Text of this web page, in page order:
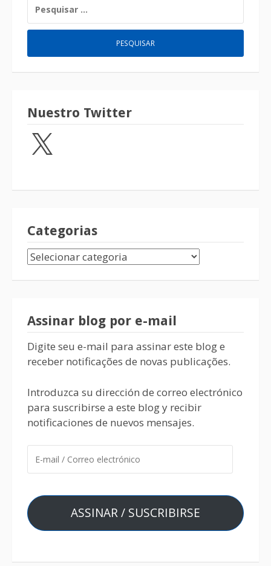
Nuestro Twitter
Categorias
Assinar blog por e-mail
Digite seu e-mail para assinar este blog e
receber notificações de novas publicações.
Introduzca su dirección de correo electrónico
para suscribirse a este blog y recibir
notificaciones de nuevos mensajes.
ASSINAR / SUSCRIBIRSE